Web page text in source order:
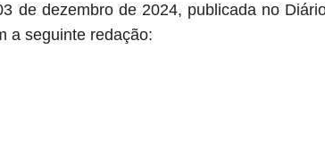
de dezembro de 2024, publicada no
a seguinte redação: